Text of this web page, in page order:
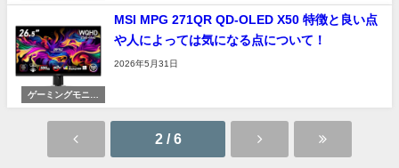
ー
ゲーミングモニタ
ー
MSI MPG 271QR QD-OLED X50 特徴と良い点
や人によっては気になる点について！
2026年5月31日
2 / 6